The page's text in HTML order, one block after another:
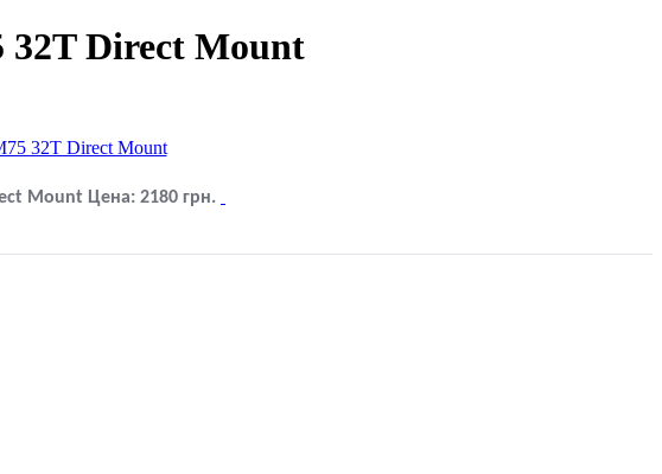
32T Direct Mount
Mount Цена: 2180 грн.